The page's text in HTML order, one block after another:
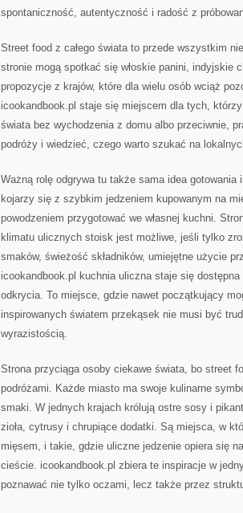
spontaniczność, autentyczność i radość z
Street food z całego świata to przede wszystkim
stronie mogą spotkać się włoskie panini, indyjskie
propozycje z krajów, które dla wielu osób wciąż
icookandbook.pl staje się miejscem dla tych,
świata bez wychodzenia z domu albo przeciwnie,
podróży i wiedzieć, czego warto szukać na
Ważną rolę odgrywa tu także sama idea
kojarzy się z szybkim jedzeniem kupowanym na
powodzeniem przygotować we własnej kuchni.
klimatu ulicznych stoisk jest możliwe, jeśli tylko
smaków, świeżość składników, umiejętne użycie
icookandbook.pl kuchnia uliczna staje się
odkrycia. To miejsce, gdzie nawet początkujący
inspirowanych światem przekąsek nie musi być
wyrazistością.
Strona przyciąga osoby ciekawe świata, bo street
podróżami. Każde miasto ma swoje kulinarne
smaki. W jednych krajach królują ostre sosy i
zioła, cytrusy i chrupiące dodatki. Są miejsca, w
mięsem, i takie, gdzie uliczne jedzenie opiera się
cieście. icookandbook.pl zbiera te inspiracje w
poznawać nie tylko oczami, lecz także przez